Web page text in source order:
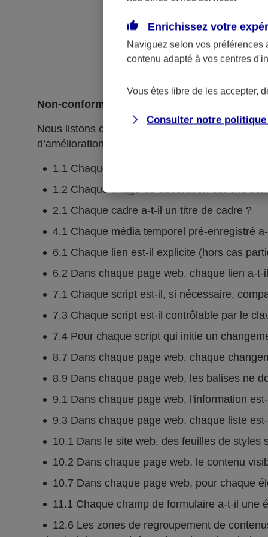
Non-conformités
Nous listons ci-dessous l’ensemble des
d’amélioration continue.
1.1 Chaque image porteuse d'information
1.2 Chaque image de décoration est-elle
2.1 Chaque cadre a-t-il un titre de cadre ?
4.1 Chaque média temporel pré-enregistré
6.1 Chaque lien est-il explicite (hors cas
6.2 Dans chaque page web, chaque lien a-
7.1 Chaque script est-il, si nécessaire,
7.3 Chaque script est-il contrôlable par le
7.4 Pour chaque script qui initie un
8.7 Dans chaque page web, chaque
8.9 Dans chaque page web, les balises ne
9.1 Dans chaque page web, l'information
9.3 Dans chaque page web, chaque liste
10.1 Dans le site web, des feuilles de
10.2 Dans chaque page web, le contenu
10.7 Dans chaque page web, pour chaque
11.1 Chaque champ de formulaire a-t-il une
12.6 Les zones de regroupement de
Enrichissez votre
Naviguez selon vos préférences
contenu adapté à vos centres
Vous êtes libre de les accepter,
Consulter notre